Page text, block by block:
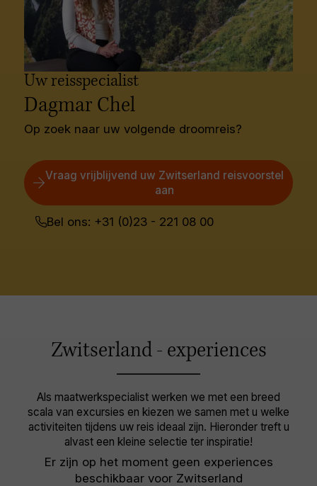
Uw reisspecialist
Dagmar Chel
Op zoek naar uw volgende droomreis?
Vraag vrijblijvend uw Zwitserland reisvoorstel
aan
Bel ons: +31 (0)23 - 221 08 00
Zwitserland - experiences
Als maatwerkspecialist werken we met een breed
scala van excursies en kiezen we samen met u welke
activiteiten tijdens uw reis ideaal zijn. Hieronder treft u
alvast een kleine selectie ter inspiratie!
Er zijn op het moment geen experiences
beschikbaar voor Zwitserland